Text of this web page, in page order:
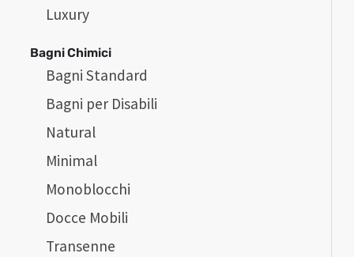
Luxury
Bagni Chimici
Bagni Standard
Bagni per Disabili
Natural
Minimal
Monoblocchi
Docce Mobili
Transenne